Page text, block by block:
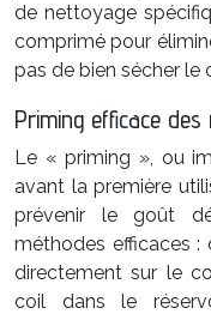
de nettoyage
comprimé pour
pas de bien sécher le
Priming efficace des
Le « priming », ou
avant la première
prévenir le goût
méthodes efficaces
directement sur le
coil dans le